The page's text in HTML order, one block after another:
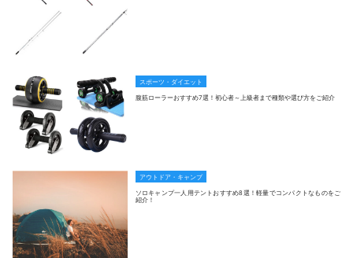
スポーツ・ダイエット
腹筋ローラーおすすめ7選！初心者～上級者まで種類や選び方をご紹介
アウトドア・キャンプ
ソロキャンプ一人用テントおすすめ8選！軽量でコンパクトなものをご
紹介！